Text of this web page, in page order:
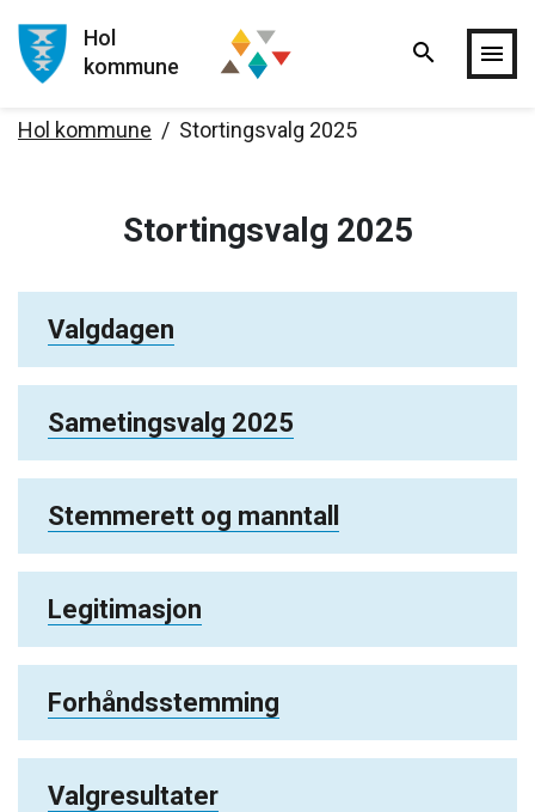
Hopp til hovedinnholdet
Hol
kommune
search menu
Hol kommune Stortingsvalg 2025
Stortingsvalg 2025
Valgdagen
Sametingsvalg 2025
Stemmerett og manntall
Legitimasjon
Forhåndsstemming
Valgresultater